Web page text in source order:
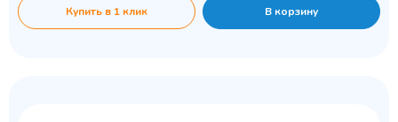
Купить в 1 клик В корзину